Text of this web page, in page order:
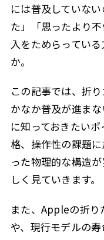
には普及していな
た」「思ったより
入をためらってい
か。
この記事では、折
かなか普及が進ま
に知っておきたい
格、操作性の課題
った物理的な構造
しく見ていきます。
また、Appleの折
や、現行モデルの